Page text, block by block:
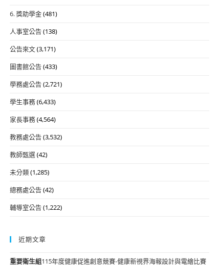
6. 獎助學金(481)
人事室公告(138)
公告來文(3,171)
圖書館公告(433)
學務處公告(2,721)
學生事務(6,433)
家長事務(4,564)
教務處公告(3,532)
教師甄選(42)
未分類(1,285)
總務處公告(42)
輔導室公告(1,222)
近期文章
重要衛生組115年度健康促進創意競賽-健康新視界海報設計與電繪比賽